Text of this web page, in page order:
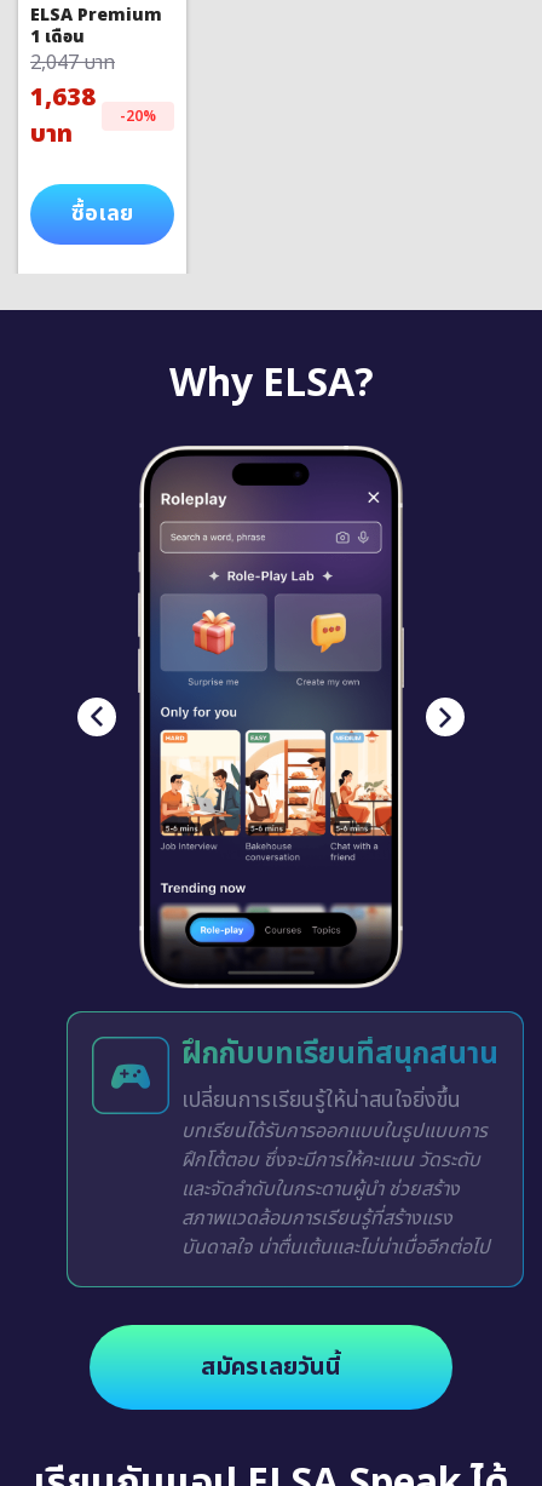
ELSA Premium
1 เดือน
2,047 บาท
1,638
บาท
-20%
ซื้อเลย
Why ELSA?
ฝึกกับบทเรียนที่สนุกสนาน
เปลี่ยนการเรียนรู้ให้น่าสนใจยิ่งขึ้น
บทเรียนได้รับการออกแบบในรูปแบบการ
ฝึกโต้ตอบ ซึ่งจะมีการให้คะแนน วัดระดับ
และจัดลำดับในกระดานผู้นำ ช่วยสร้าง
สภาพแวดล้อมการเรียนรู้ที่สร้างแรง
บันดาลใจ น่าตื่นเต้นและไม่น่าเบื่ออีกต่อไป
สมัครเลยวันนี้